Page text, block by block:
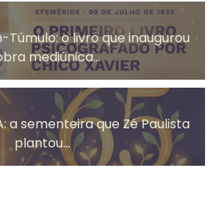
Artesanato
Solidário
Auta de Souza
Túmulo: o livro que inaugurou
mediúnica...
a sementeira que Zé Paulista
plantou...